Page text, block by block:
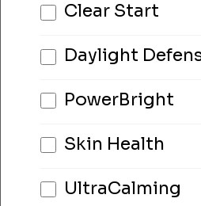
Clear Start
Daylight
PowerBright
Skin Health
UltraCalming